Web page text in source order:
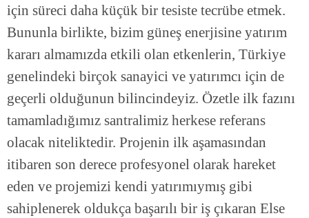
için süreci daha küçük bir tesiste tecrübe etmek.
Bununla birlikte, bizim güneş enerjisine yatırım
kararı almamızda etkili olan etkenlerin, Türkiye
genelindeki birçok sanayici ve yatırımcı için de
geçerli olduğunun bilincindeyiz. Özetle ilk fazını
tamamladığımız santralimiz herkese referans
olacak niteliktedir. Projenin ilk aşamasından
itibaren son derece profesyonel olarak hareket
eden ve projemizi kendi yatırımıymış gibi
sahiplenerek oldukça başarılı bir iş çıkaran Else